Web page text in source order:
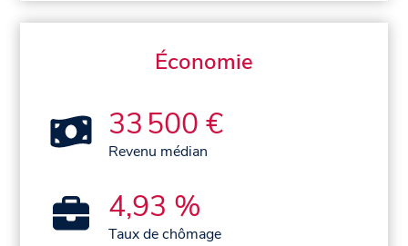
Économie
33 500 €
Revenu médian
4,93 %
Taux de chômage